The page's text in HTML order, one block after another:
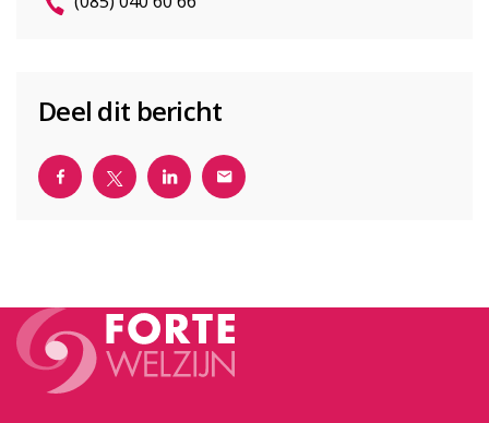
Deel dit bericht